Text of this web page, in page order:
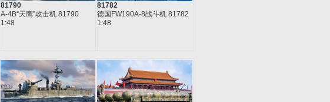
81790
A-4B“天鹰”攻击机 81790
1:48
81782
德国FW190A-8战斗机 81782
1:48